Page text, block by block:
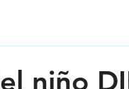
niño